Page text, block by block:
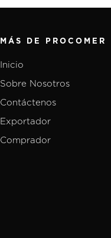
MÁS DE PROCOMER
Inicio
Sobre Nosotros
Contáctenos
Exportador
Comprador